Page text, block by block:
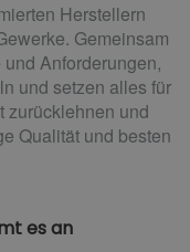
Herstellern
Gemeinsam
Anforderungen,
und setzen alles für
zurücklehnen und
Qualität und besten
es an